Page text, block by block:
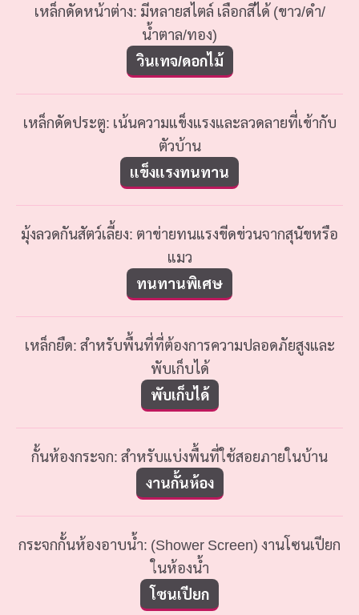
เหล็กดัดหน้าต่าง: มีหลายสไตล์ เลือกสีได้ (ขาว/ดำ/
น้ำตาล/ทอง)
วินเทจ/ดอกไม้
เหล็กดัดประตู: เน้นความแข็งแรงและลวดลายที่เข้ากับ
ตัวบ้าน
แข็งแรงทนทาน
มุ้งลวดกันสัตว์เลี้ยง: ตาข่ายทนแรงขีดข่วนจากสุนัขหรือ
แมว
ทนทานพิเศษ
เหล็กยืด: สำหรับพื้นที่ที่ต้องการความปลอดภัยสูงและ
พับเก็บได้
พับเก็บได้
กั้นห้องกระจก: สำหรับแบ่งพื้นที่ใช้สอยภายในบ้าน
งานกั้นห้อง
กระจกกั้นห้องอาบน้ำ: (Shower Screen) งานโซนเปียก
ในห้องน้ำ
โซนเปียก